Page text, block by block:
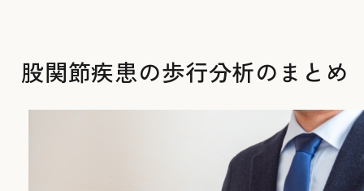
股関節疾患の歩行分析のまとめ